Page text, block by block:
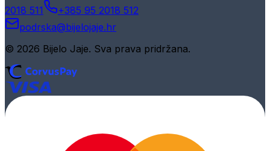
2018 511
+385 95 2018 512
podrska@bijelojaje.hr
© 2026 Bijelo Jaje. Sva prava pridržana.